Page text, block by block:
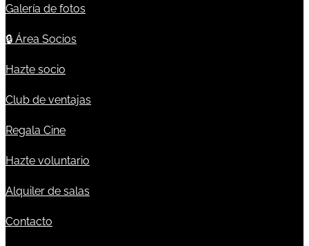
Galería de fotos
🔒 Área Socios
Hazte socio
Club de ventajas
Regala Cine
Hazte voluntario
Alquiler de salas
Contacto